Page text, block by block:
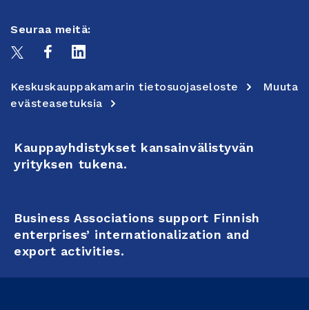
Seuraa meitä:
Keskuskauppakamarin tietosuojaseloste
Muuta
evästeasetuksia
Kauppayhdistykset kansainvälistyvän
yrityksen tukena.
Business Associations support Finnish
enterprises’ internationalization and
export activities.